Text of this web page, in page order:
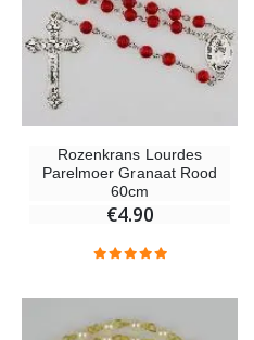
Rozenkrans Lourdes
Parelmoer Granaat Rood
60cm
€4.90